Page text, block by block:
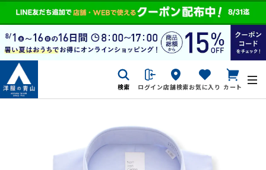
検索 ログイン店舗検索お気に入り カート